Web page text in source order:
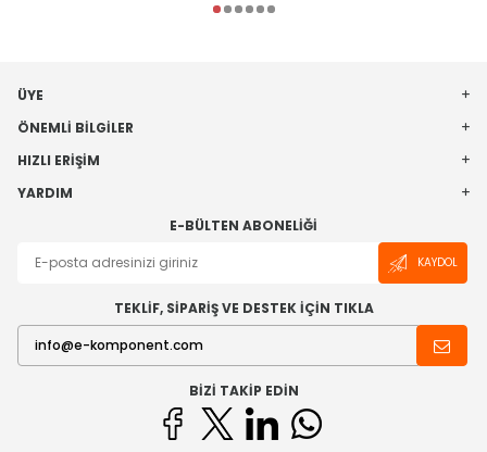
ÜYE
ÖNEMLI BILGILER
HIZLI ERIŞIM
YARDIM
E-BÜLTEN ABONELIĞI
KAYDOL
TEKLİF, SİPARİŞ VE DESTEK İÇİN TIKLA
BIZI TAKIP EDIN